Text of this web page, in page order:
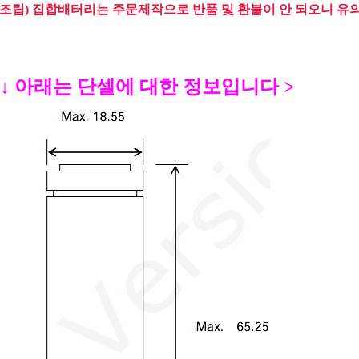
립) 집합배터리는 주문제작으로 반품 및 환불이 안 되오니 유
아래는 단셀에 대한 정보입니다 >